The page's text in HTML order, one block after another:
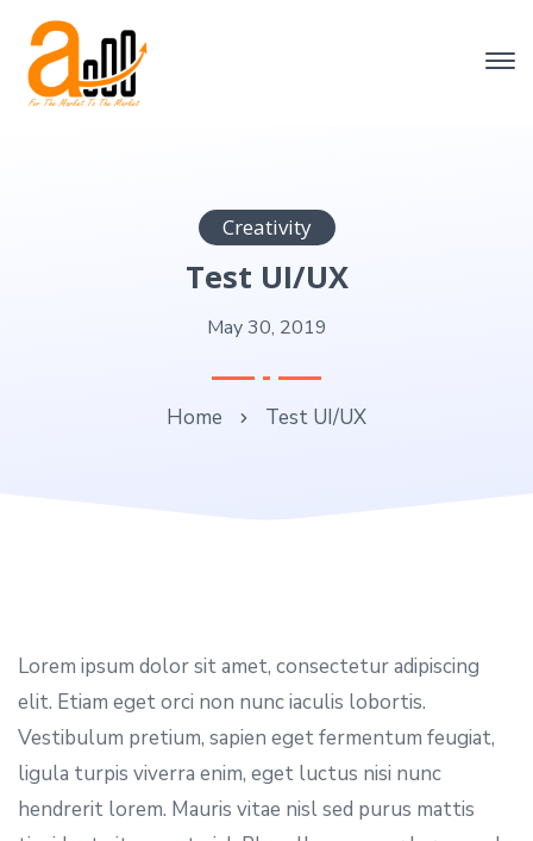
Creativity
Test UI/UX
May 30, 2019
Home Test UI/UX
Lorem ipsum dolor sit amet, consectetur adipiscing
elit. Etiam eget orci non nunc iaculis lobortis.
Vestibulum pretium, sapien eget fermentum feugiat,
ligula turpis viverra enim, eget luctus nisi nunc
hendrerit lorem. Mauris vitae nisl sed purus mattis